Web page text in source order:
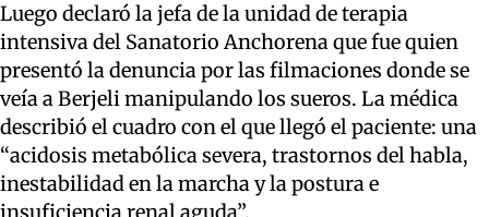
Luego declaró la jefa de la unidad de terapia
intensiva del Sanatorio Anchorena que fue quien
presentó la denuncia por las filmaciones donde se
veía a Berjeli manipulando los sueros. La médica
describió el cuadro con el que llegó el paciente: una
“acidosis metabólica severa, trastornos del habla,
inestabilidad en la marcha y la postura e